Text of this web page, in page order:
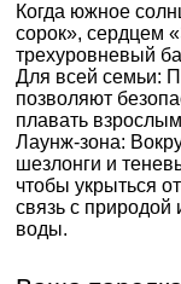
Когда южное
сорок», сердцем
трехуровневый
Для всей семьи:
позволяют
плавать
Лаунж-зона:
шезлонги и
чтобы укрыться
связь с природой
воды.